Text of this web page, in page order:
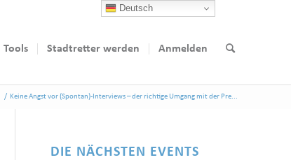
Tools Stadtretter werden Anmelden
/ Keine Angst vor (Spontan)-Interviews – der richtige Umgang mit der Pre...
DIE NÄCHSTEN EVENTS
Deutsch